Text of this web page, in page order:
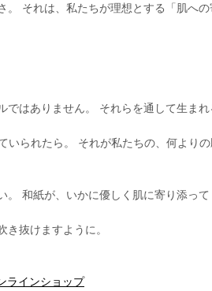
それは、私たちが理想とする「肌への
はありません。 それらを通して生まれ
られたら。 それが私たちの、何よりの
和紙が、いかに優しく肌に寄り添っ
抜けますように。
ラインショップ